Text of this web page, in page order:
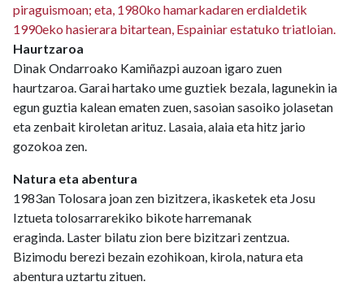
piraguismoan; eta, 1980ko hamarkadaren erdialdetik
1990eko hasierara bitartean, Espainiar estatuko triatloian.
Haurtzaroa
Dinak Ondarroako Kamiñazpi auzoan igaro zuen
haurtzaroa. Garai hartako ume guztiek bezala, lagunekin ia
egun guztia kalean ematen zuen, sasoian sasoiko jolasetan
eta zenbait kiroletan arituz. Lasaia, alaia eta hitz jario
gozokoa zen.
Natura eta abentura
1983an Tolosara joan zen bizitzera, ikasketek eta Josu
Iztueta tolosarrarekiko bikote harremanak
eraginda. Laster bilatu zion bere bizitzari zentzua.
Bizimodu berezi bezain ezohikoan, kirola, natura eta
abentura uztartu zituen.